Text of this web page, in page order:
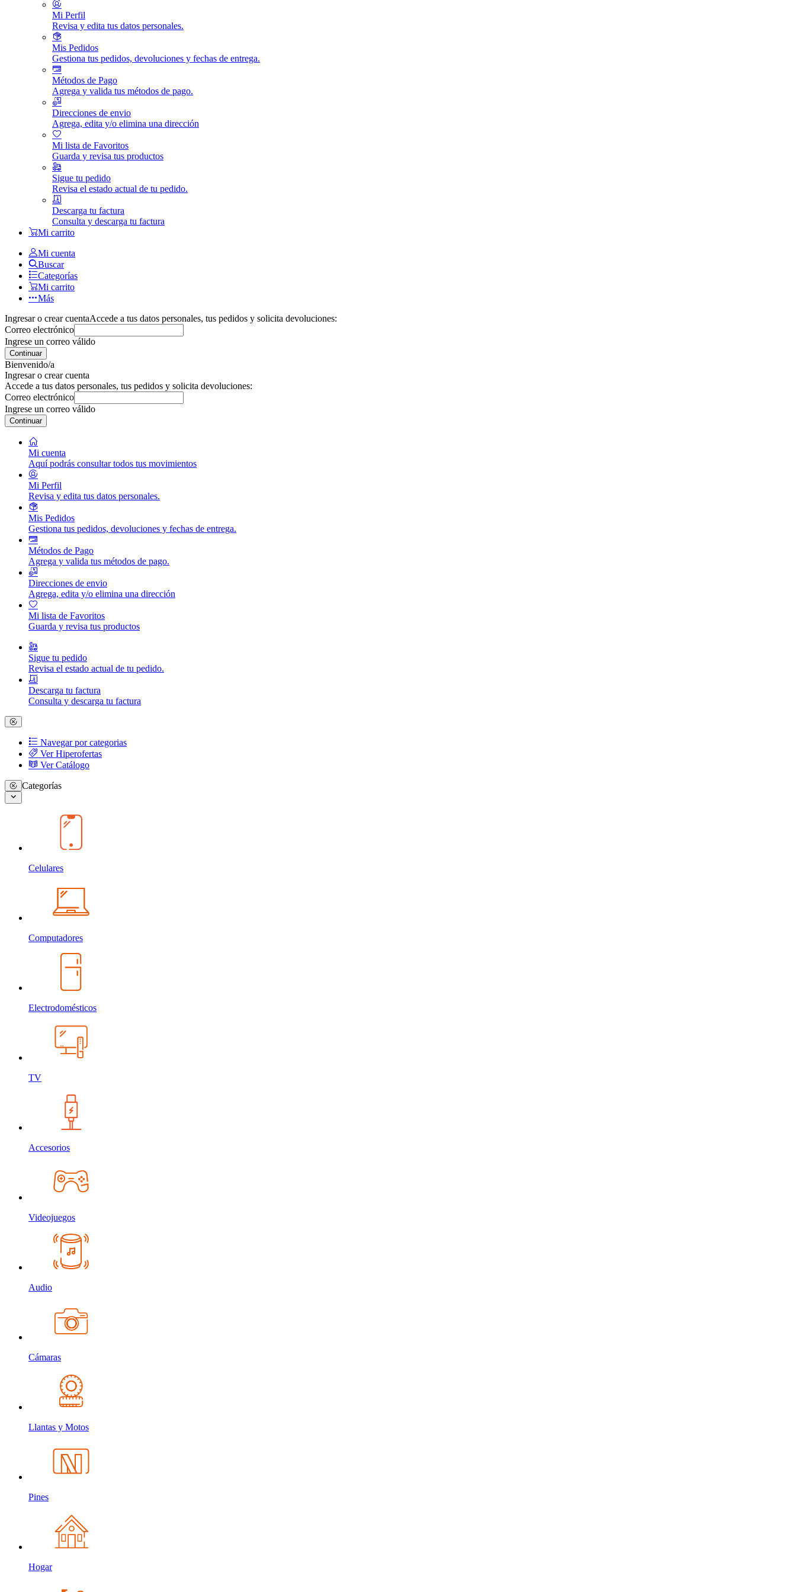
Mi Perfil
Revisa y edita tus datos personales.
Mis Pedidos
Gestiona tus pedidos, devoluciones y fechas de entrega.
Métodos de Pago
Agrega y valida tus métodos de pago.
Direcciones de envio
Agrega, edita y/o elimina una dirección
Mi lista de Favoritos
Guarda y revisa tus productos
Sigue tu pedido
Revisa el estado actual de tu pedido.
Descarga tu factura
Consulta y descarga tu factura
Mi carrito
Mi cuenta
Buscar
Categorías
Mi carrito
Más
Ingresar o crear cuentaAccede a tus datos personales, tus pedidos y solicita devoluciones:
Correo electrónico
Ingrese un correo válido
Continuar
Bienvenido/a
Ingresar o crear cuenta
Accede a tus datos personales, tus pedidos y solicita devoluciones:
Correo electrónico
Ingrese un correo válido
Continuar
Mi cuenta
Aquí podrás consultar todos tus movimientos
Mi Perfil
Revisa y edita tus datos personales.
Mis Pedidos
Gestiona tus pedidos, devoluciones y fechas de entrega.
Métodos de Pago
Agrega y valida tus métodos de pago.
Direcciones de envio
Agrega, edita y/o elimina una dirección
Mi lista de Favoritos
Guarda y revisa tus productos
Sigue tu pedido
Revisa el estado actual de tu pedido.
Descarga tu factura
Consulta y descarga tu factura
Navegar por categorias
Ver Hiperofertas
Ver Catálogo
Categorías
Celulares
Computadores
Electrodomésticos
TV
Accesorios
Videojuegos
Audio
Cámaras
Llantas y Motos
Pines
Hogar